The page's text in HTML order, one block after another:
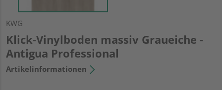
KWG
Klick-Vinylboden massiv Graueiche -
Antigua Professional
Artikelinformationen